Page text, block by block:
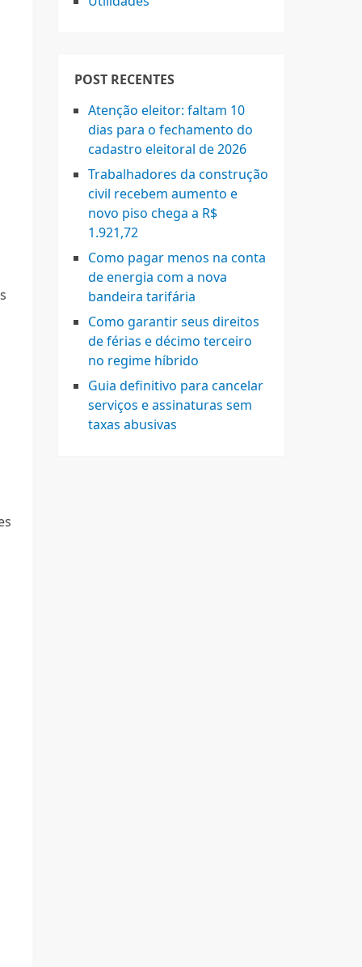
POST RECENTES
Atenção eleitor: faltam 10
dias para o fechamento do
cadastro eleitoral de 2026
Trabalhadores da construção
civil recebem aumento e
novo piso chega a R$
1.921,72
Como pagar menos na conta
de energia com a nova
bandeira tarifária
Como garantir seus direitos
de férias e décimo terceiro
no regime híbrido
Guia definitivo para cancelar
serviços e assinaturas sem
taxas abusivas